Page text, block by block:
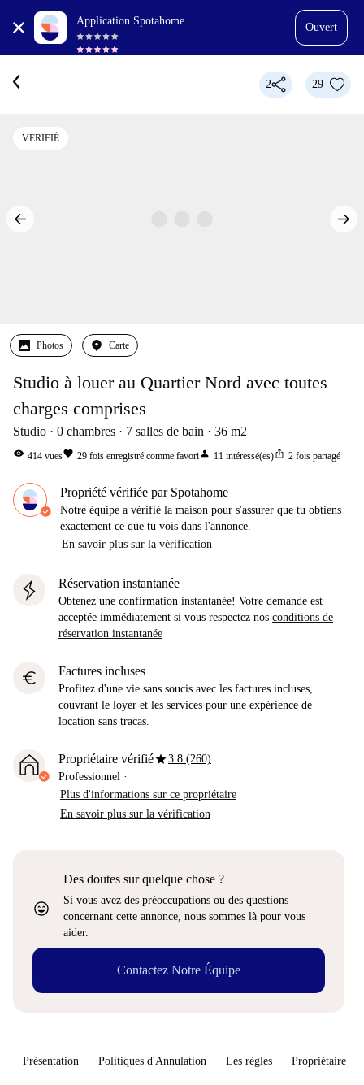
Application Spotahome
Ouvert
2 29
VÉRIFIÉ
Photos Carte
Studio à louer au Quartier Nord avec toutes
charges comprises
Studio 0 chambres 7 salles de bain 36 m2
visibility 414 vuesfavorite 29 fois enregistré comme favoriperson 11 intéressé(es)ios_share 2 fois partagé
Propriété vérifiée par Spotahome
Notre équipe a vérifié la maison pour s'assurer que tu obtiens
exactement ce que tu vois dans l'annonce.
En savoir plus sur la vérification
Réservation instantanée
Obtenez une confirmation instantanée! Votre demande est
acceptée immédiatement si vous respectez nos conditions de
réservation instantanée
euro Factures incluses
Profitez d'une vie sans soucis avec les factures incluses,
couvrant le loyer et les services pour une expérience de
location sans tracas.
Propriétaire vérifiéstar3.8 (260)
Professionnel ·
Plus d'informations sur ce propriétaire
En savoir plus sur la vérification
sentiment_very_satisfied
Des doutes sur quelque chose ?
Si vous avez des préoccupations ou des questions
concernant cette annonce, nous sommes là pour vous
aider.
Contactez Notre Équipe
Présentation Politiques d'Annulation Les règles Propriétaire